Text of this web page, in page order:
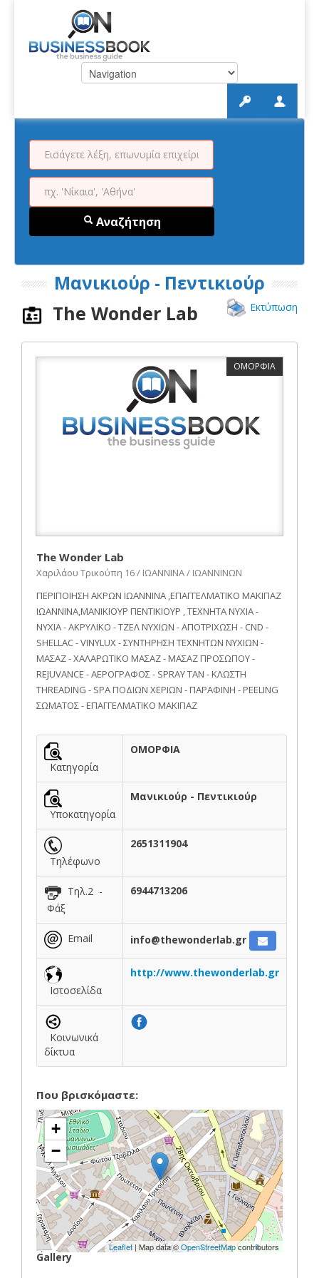
Αναζήτηση
Μανικιούρ - Πεντικιούρ
The Wonder Lab Εκτύπωση
ΟΜΟΡΦΙΑ
The Wonder Lab
Χαριλάου Τρικούπη 16 / ΙΩΑΝΝΙΝΑ / ΙΩΑΝΝΙΝΩΝ
ΠΕΡΙΠΟΙΗΣΗ ΑΚΡΩΝ ΙΩΑΝΝΙΝΑ ,ΕΠΑΓΓΕΛΜΑΤΙΚΟ ΜΑΚΙΓΙΑΖ
ΙΩΑΝΝΙΝΑ,ΜΑΝΙΚΙΟΥΡ ΠΕΝΤΙΚΙΟΥΡ , ΤΕΧΝΗΤΑ ΝΥΧΙΑ -
ΝΥΧΙΑ - ΑΚΡΥΛΙΚΟ - ΤΖΕΛ ΝΥΧΙΩΝ - ΑΠΟΤΡΙΧΩΣΗ - CND -
SHELLAC - VINYLUX - ΣΥΝΤΗΡΗΣΗ ΤΕΧΝΗΤΩΝ ΝΥΧΙΩΝ -
ΜΑΣΑΖ - ΧΑΛΑΡΩΤΙΚΟ ΜΑΣΑΖ - ΜΑΣΑΖ ΠΡΟΣΩΠΟΥ -
REJUVANCE - ΑΕΡΟΓΡΑΦΟΣ - SPRAY TAN - ΚΛΩΣΤΗ
THREADING - SPA ΠΟΔΙΩΝ ΧΕΡΙΩΝ - ΠΑΡΑΦΙΝΗ - PEELING
ΣΩΜΑΤΟΣ - ΕΠΑΓΓΕΛΜΑΤΙΚΟ ΜΑΚΙΓΙΑΖ
Κατηγορία
ΟΜΟΡΦΙΑ
Υποκατηγορία
Μανικιούρ - Πεντικιούρ
Τηλέφωνο
2651311904
Τηλ.2 -
Φάξ
6944713206
Email info@thewonderlab.gr
Ιστοσελίδα
http://www.thewonderlab.gr
Κοινωνικά
δίκτυα
Που βρισκόμαστε:
+
−
Leaflet | Map data ©OpenStreetMapcontributors
Gallery